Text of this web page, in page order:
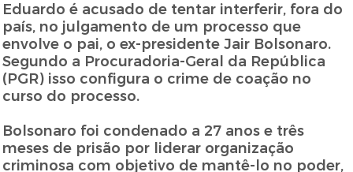
Eduardo é acusado de tentar interferir, fora do
país, no julgamento de um processo que
envolve o pai, o ex-presidente Jair Bolsonaro.
Segundo a Procuradoria-Geral da República
(PGR) isso configura o crime de coação no
curso do processo.
Bolsonaro foi condenado a 27 anos e três
meses de prisão por liderar organização
criminosa com objetivo de mantê-lo no poder,